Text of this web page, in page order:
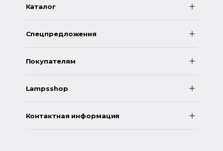
Каталог
Спецпредложения
Покупателям
Lampsshop
Контактная информация